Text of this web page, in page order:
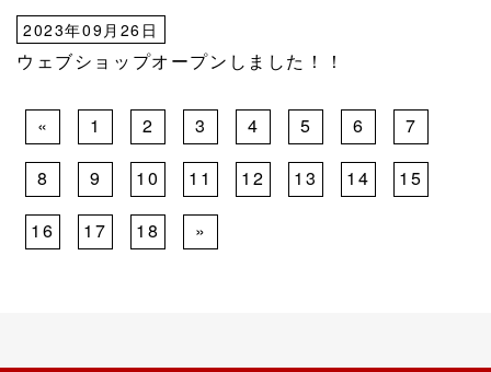
2023年09月26日
ウェブショップオープンしました！！
« 1 2 3 4 5 6 7
8 9 10 11 12 13 14 15
16 17 18 »